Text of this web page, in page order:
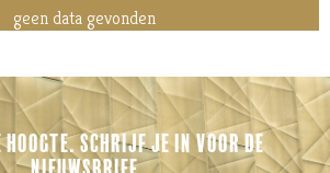
geen data gevonden
SCHRIJF JE IN VOOR DE